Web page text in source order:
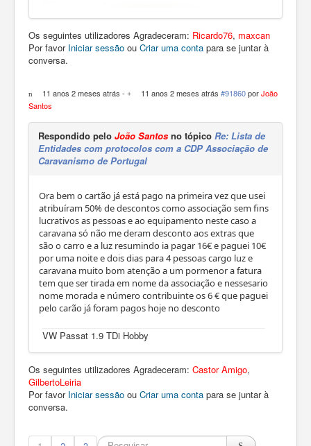
Os seguintes utilizadores Agradeceram: Ricardo76, maxcan
Por favor Iniciar sessão ou Criar uma conta para se juntar à
conversa.
11 anos 2 meses atrás - 11 anos 2 meses atrás #91860 porJoão
Santos
Respondido pelo João Santos no tópico Re: Lista de
Entidades com protocolos com a CDP Associação de
Caravanismo de Portugal
Ora bem o cartão já está pago na primeira vez que usei
atribuíram 50% de descontos como associação sem fins
lucrativos as pessoas e ao equipamento neste caso a
caravana só não me deram desconto aos extras que
são o carro e a luz resumindo ia pagar 16€ e paguei 10€
por uma noite e dois dias para 4 pessoas cargo luz e
caravana muito bom atenção a um pormenor a fatura
tem que ser tirada em nome da associação e nessesario
nome morada e número contribuinte os 6 € que paguei
pelo carão já foram pagos hoje no desconto
VW Passat 1.9 TDi Hobby
Os seguintes utilizadores Agradeceram: Castor Amigo,
GilbertoLeiria
Por favor Iniciar sessão ou Criar uma conta para se juntar à
conversa.